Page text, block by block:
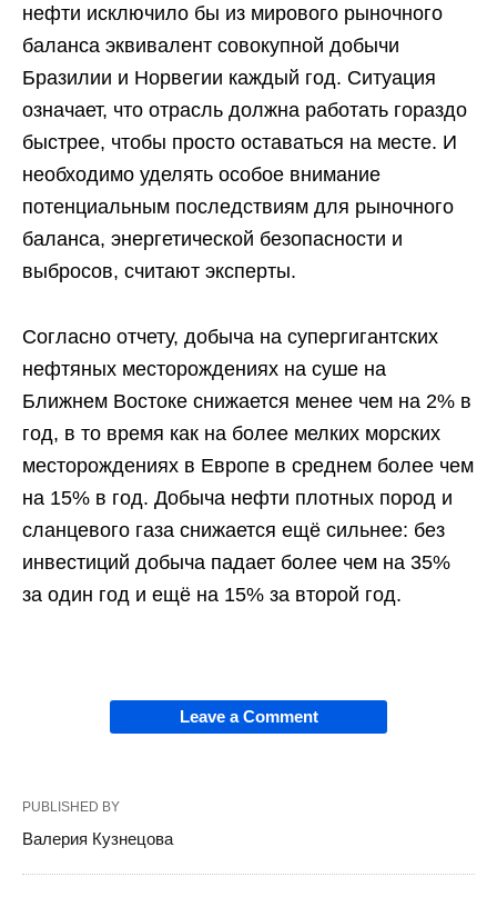
нефти исключило бы из мирового рыночного
баланса эквивалент совокупной добычи
Бразилии и Норвегии каждый год. Ситуация
означает, что отрасль должна работать гораздо
быстрее, чтобы просто оставаться на месте. И
необходимо уделять особое внимание
потенциальным последствиям для рыночного
баланса, энергетической безопасности и
выбросов, считают эксперты.
Согласно отчету, добыча на супергигантских
нефтяных месторождениях на суше на
Ближнем Востоке снижается менее чем на 2% в
год, в то время как на более мелких морских
месторождениях в Европе в среднем более чем
на 15% в год. Добыча нефти плотных пород и
сланцевого газа снижается ещё сильнее: без
инвестиций добыча падает более чем на 35%
за один год и ещё на 15% за второй год.
Leave a Comment
PUBLISHED BY
Валерия Кузнецова